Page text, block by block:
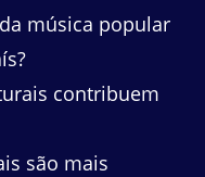
música popular
contribuem
são mais